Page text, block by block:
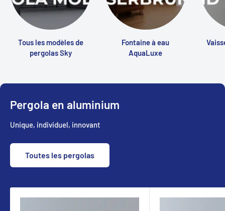
Tous les modèles de
pergolas Sky
Fontaine à eau
AquaLuxe
Pergola en aluminium
Unique, individuel, innovant
Toutes les pergolas